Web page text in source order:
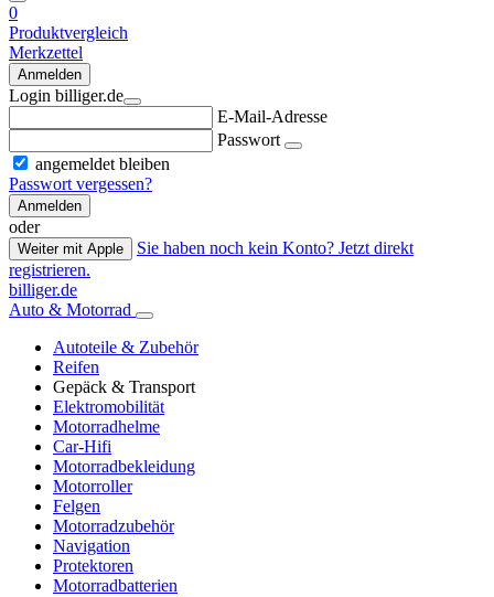
0
Produktvergleich
Merkzettel
Anmelden
Login billiger.de
E-Mail-Adresse
Passwort
angemeldet bleiben
Passwort vergessen?
Anmelden
oder
Weiter mit Apple
Sie haben noch kein Konto? Jetzt direkt
registrieren.
billiger.de
Auto & Motorrad
Autoteile & Zubehör
Reifen
Gepäck & Transport
Elektromobilität
Motorradhelme
Car-Hifi
Motorradbekleidung
Motorroller
Felgen
Motorradzubehör
Navigation
Protektoren
Motorradbatterien